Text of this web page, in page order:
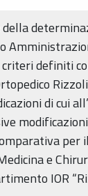
della
definiti
di cui
per
e
IOR